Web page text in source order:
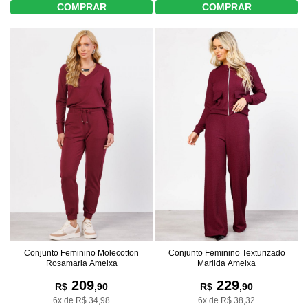
COMPRAR COMPRAR
Conjunto Feminino Molecotton
Rosamaria Ameixa
R$ 209,90
6x de R$ 34,98
Conjunto Feminino Texturizado
Marilda Ameixa
R$ 229,90
6x de R$ 38,32